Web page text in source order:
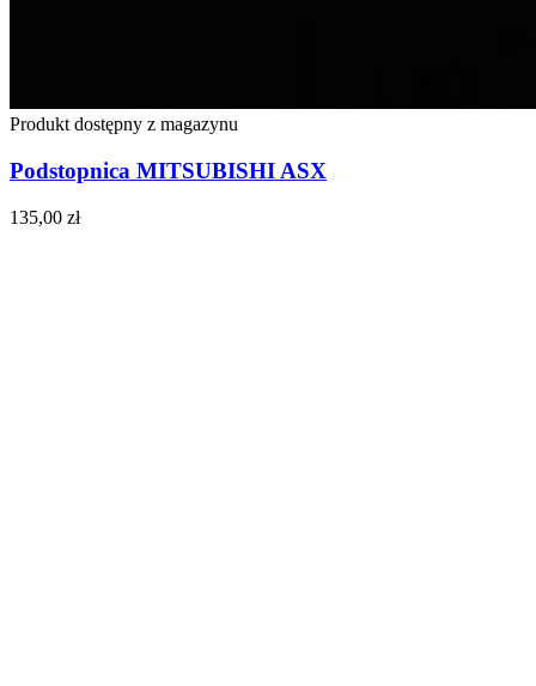
Produkt dostępny z magazynu
Podstopnica MITSUBISHI ASX
135,00 zł